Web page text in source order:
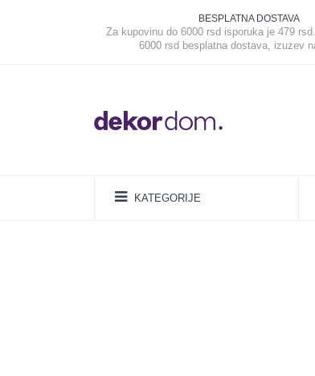
BESPLATNA DOSTAVA
Za kupovinu do 6000 rsd isporuka je 479
6000 rsd besplatna dostava, izuzev
KATEGORIJE